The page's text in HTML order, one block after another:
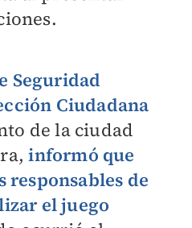
Seguridad
Ciudadana
de la ciudad
informó que
responsables de
el juego